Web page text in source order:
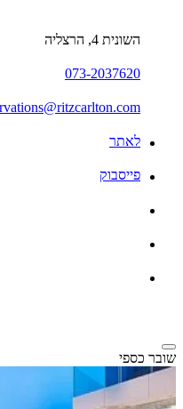
השונית 4, הרצליה
073-2037620
לאתר
פייסבוק
שובר כספי